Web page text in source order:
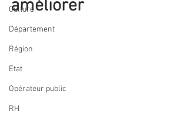
Culture
Département
Région
Etat
Opérateur public
RH
améliorer